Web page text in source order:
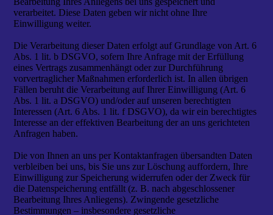
verarbeitet. Diese Daten geben wir nicht ohne Ihre
Einwilligung weiter.
Die Verarbeitung dieser Daten erfolgt auf Grundlage von Art. 6
Abs. 1 lit. b DSGVO, sofern Ihre Anfrage mit der Erfüllung
eines Vertrags zusammenhängt oder zur Durchführung
vorvertraglicher Maßnahmen erforderlich ist. In allen übrigen
Fällen beruht die Verarbeitung auf Ihrer Einwilligung (Art. 6
Abs. 1 lit. a DSGVO) und/oder auf unseren berechtigten
Interessen (Art. 6 Abs. 1 lit. f DSGVO), da wir ein berechtigtes
Interesse an der effektiven Bearbeitung der an uns gerichteten
Anfragen haben.
Die von Ihnen an uns per Kontaktanfragen übersandten Daten
verbleiben bei uns, bis Sie uns zur Löschung auffordern, Ihre
Einwilligung zur Speicherung widerrufen oder der Zweck für
die Datenspeicherung entfällt (z. B. nach abgeschlossener
Bearbeitung Ihres Anliegens). Zwingende gesetzliche
Bestimmungen – insbesondere gesetzliche